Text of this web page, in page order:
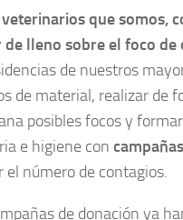
que somos,
de lleno sobre el foco de
de nuestros
de material, realizar de
posibles focos y
e higiene con
el número de contagios.
de donación ya